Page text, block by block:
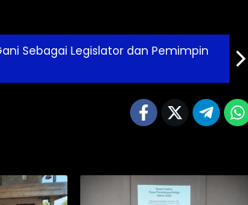
Sebagai Legislator dan Pemimpin